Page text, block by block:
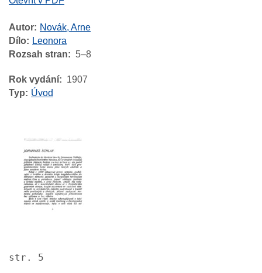
Autor
Novák, Arne
Dílo
Leonora
Rozsah stran
5–8
Rok vydání
1907
Typ
Úvod
str. 5